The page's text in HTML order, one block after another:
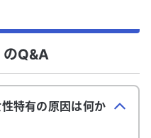
のQ&A
特有の原因は何か